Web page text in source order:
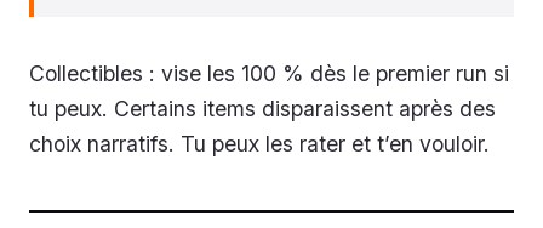
Collectibles : vise les 100 % dès le premier run si
tu peux. Certains items disparaissent après des
choix narratifs. Tu peux les rater et t’en vouloir.